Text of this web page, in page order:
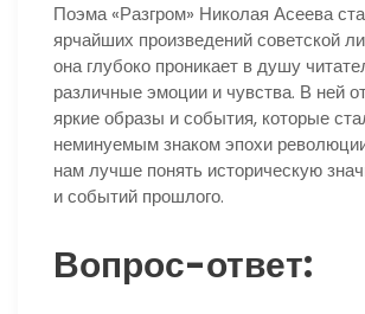
Поэма «Разгром» Николая Асеева
ярчайших произведений советской
она глубоко проникает в душу
различные эмоции и чувства. В ней
яркие образы и события, которые
неминуемым знаком эпохи
нам лучше понять историческую
и событий прошлого.
Вопрос-ответ: